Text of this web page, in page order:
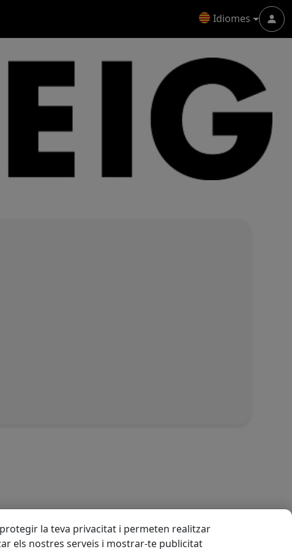
Idiomes
la teva privacitat i permeten realitzar
els nostres serveis i mostrar-te publicitat